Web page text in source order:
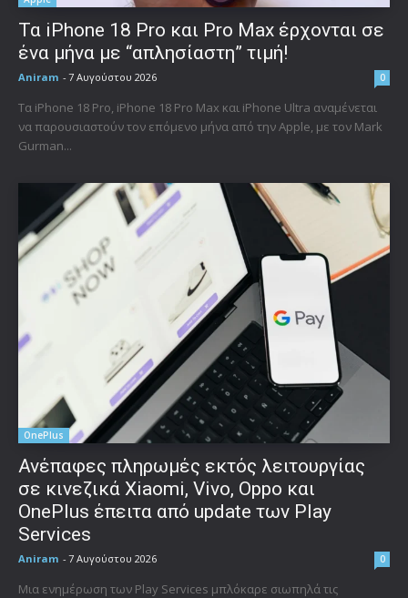
Τα iPhone 18 Pro και Pro Max έρχονται σε
ένα μήνα με “απλησίαστη” τιμή!
Aniram - 7 Αυγούστου 2026 0
Τα iPhone 18 Pro, iPhone 18 Pro Max και iPhone Ultra αναμένεται
να παρουσιαστούν τον επόμενο μήνα από την Apple, με τον Mark
Gurman...
OnePlus
Ανέπαφες πληρωμές εκτός λειτουργίας
σε κινεζικά Xiaomi, Vivo, Oppo και
OnePlus έπειτα από update των Play
Services
Aniram - 7 Αυγούστου 2026 0
Μια ενημέρωση των Play Services μπλόκαρε σιωπηλά τις